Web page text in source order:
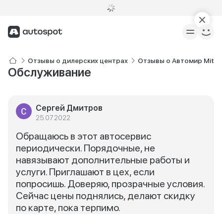
Отзывы о дилерских центрах Отзывы о Автомир
Обслуживание
Сергей Дмитров
25.07.2022
Обращаюсь в этот автосервис
периодически. Порядочные, не
навязывают дополнительные работы и
услуги. Приглашают в цех, если
попросишь. Доверяю, прозрачные условия.
Сейчас цены поднялись, делают скидку
по карте, пока терпимо.